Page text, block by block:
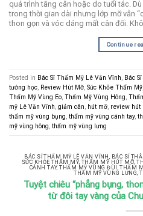
quá trình tăng cân hoặc do tuổi tác.
trong thời gian dài nhưng lớp mỡ vẫn
thon gọn và vóc dáng mất cân đối.
Continue
Posted in Bác Sĩ Thẩm Mỹ Lê Văn Vĩnh, Bác
tướng học, Review Hút Mỡ, Sức Khỏe Thẩm Mỹ
Thẩm Mỹ Vùng Eo, Thẩm Mỹ Vùng Hông,
mỹ Lê Văn Vĩnh, giảm cân, hút mỡ, review hút
thẩm mỹ vùng bụng, thẩm mỹ vùng cánh tay,
mỹ vùng hông, thẩm mỹ vùng lưng
BÁC SĨ THẨM MỸ LÊ VĂN VĨNH , BÁC SĨ
SỨC KHỎE THẨM MỸ, THẨM MỸ HÚT MỠ,
CÁNH TAY,THẨM MỸ VÙNG ĐÙI ,THẨM
THẨM MỸ VÙNG LƯNG,
Tuyệt chiêu “phẳng bụng,
từ đôi tay vàng của